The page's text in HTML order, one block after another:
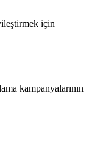
için
kampanyalarının